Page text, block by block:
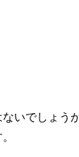
いでしょう